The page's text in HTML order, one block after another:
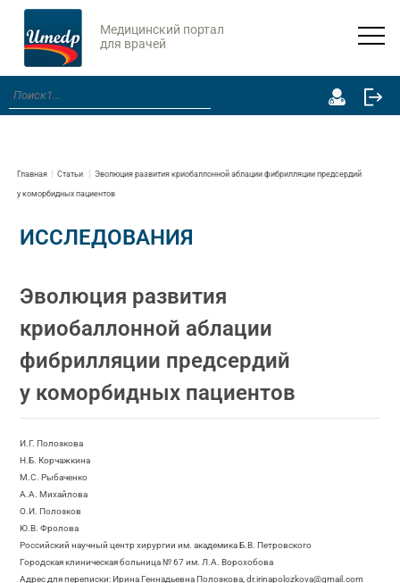
Медицинский портал
для врачей
Главная Статьи Эволюция развития криобаллонной аблации фибрилляции предсердий
у коморбидных пациентов
ИССЛЕДОВАНИЯ
Эволюция развития
криобаллонной аблации
фибрилляции предсердий
у коморбидных пациентов
И.Г. Полозкова
Н.Б. Корчажкина
М.С. Рыбаченко
А.А. Михайлова
О.И. Полозков
Ю.В. Фролова
Российский научный центр хирургии им. академика Б.В. Петровского
Городская клиническая больница № 67 им. Л.А. Ворохобова
Адрес для переписки: Ирина Геннадьевна Полозкова, dr.irinapolozkova@gmail.com